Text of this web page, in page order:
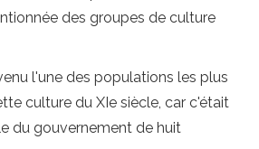
des groupes de culture
l'une des populations les plus
culture du XIe siècle, car c'était
du gouvernement de huit